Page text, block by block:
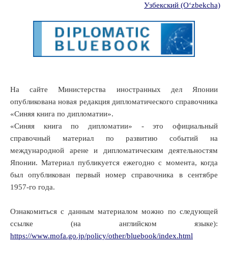
Узбекский (Oʻzbekcha)
На сайте Министерства иностранных дел Японии
опубликована новая редакция дипломатического справочника
«Синяя книга по дипломатии».
«Синяя книга по дипломатии» - это официальный
справочный материал по развитию событий на
международной арене и дипломатическим деятельностям
Японии. Материал публикуется ежегодно с момента, когда
был опубликован первый номер справочника в сентябре
1957-го года.
Ознакомиться с данным материалом можно по следующей
ссылке (на английском языке):
https://www.mofa.go.jp/policy/other/bluebook/index.html